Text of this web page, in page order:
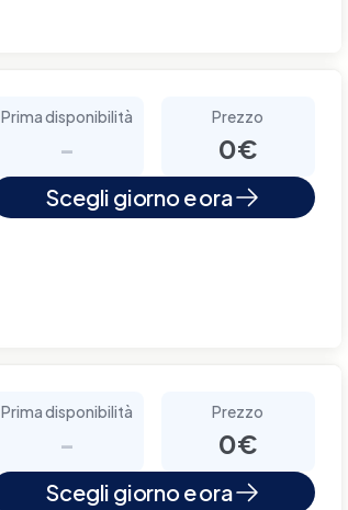
Prima disponibilità
-
Prezzo
0€
Scegli giorno e ora
Prima disponibilità
-
Prezzo
0€
Scegli giorno e ora